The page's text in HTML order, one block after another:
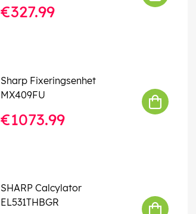
€327.99
Sharp Fixeringsenhet
MX409FU
€1073.99
SHARP Calcylator
EL531THBGR